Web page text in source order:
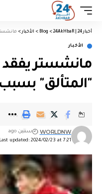
أخبار 24 | 24AkHbaR >
Blog
> الأخبار >
الأخبار
مانشستر
"المتألق"
Last updated: 2024/02/23 at 7:21 مساءً
WORLDNW سنتين ago